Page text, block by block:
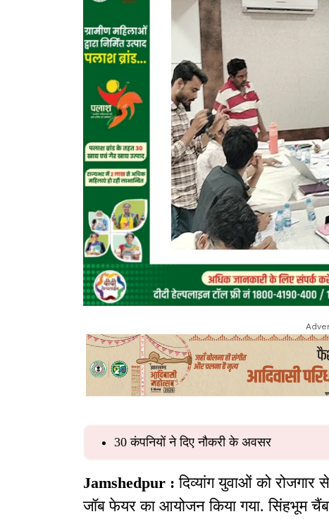
30 कंपनियों ने दिए नौकरी के अवसर
Jamshedpur :दिव्यांग युवाओं को
जॉब फेयर का आयोजन किया गया. सिंहभूम